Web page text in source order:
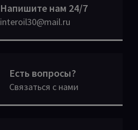
Напишите нам 24/7
interoil30@mail.ru
Есть вопросы?
Связаться с нами